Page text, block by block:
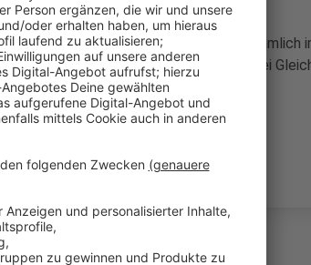
der Halle an einem anderen Standort, nämlich
abgelehnt worden (21 zu 21 Stimmen: Bei